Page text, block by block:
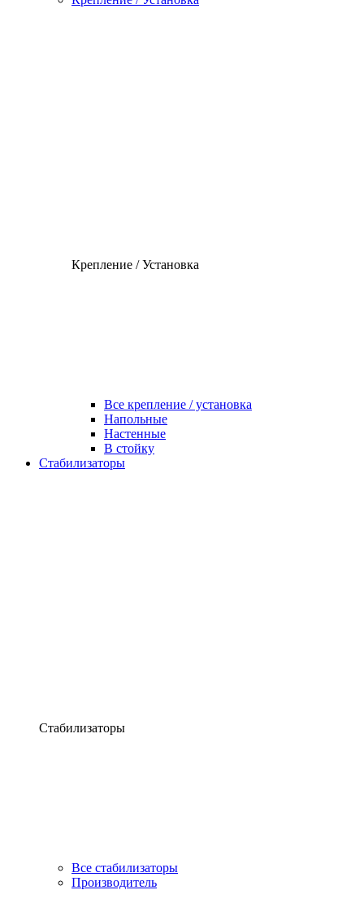
Крепление / Установка
Все крепление / установка
Напольные
Настенные
В стойку
Стабилизаторы
Стабилизаторы
Все стабилизаторы
Производитель